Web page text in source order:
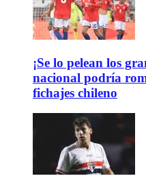
¡Se lo pelean los
nacional podría
fichajes chileno